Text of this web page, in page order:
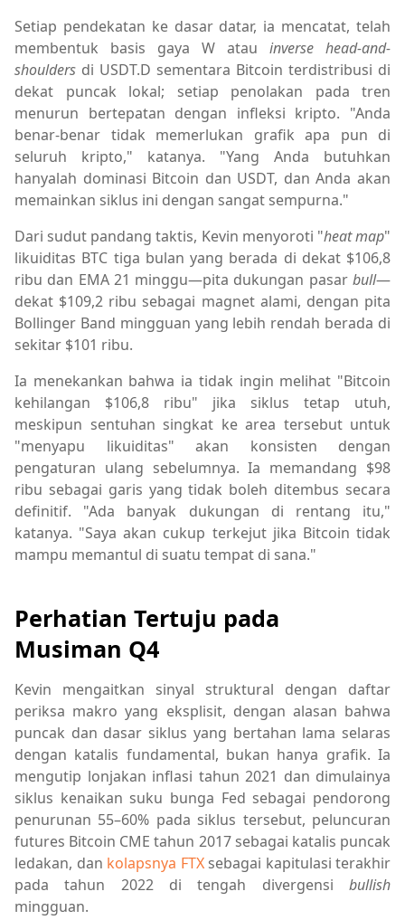
Setiap pendekatan ke dasar datar, ia mencatat, telah
membentuk basis gaya W atau inverse head-and-
shoulders di USDT.D sementara Bitcoin terdistribusi di
dekat puncak lokal; setiap penolakan pada tren
menurun bertepatan dengan infleksi kripto. "Anda
benar-benar tidak memerlukan grafik apa pun di
seluruh kripto," katanya. "Yang Anda butuhkan
hanyalah dominasi Bitcoin dan USDT, dan Anda akan
memainkan siklus ini dengan sangat sempurna."
Dari sudut pandang taktis, Kevin menyoroti "heat map"
likuiditas BTC tiga bulan yang berada di dekat $106,8
ribu dan EMA 21 minggu—pita dukungan pasar bull—
dekat $109,2 ribu sebagai magnet alami, dengan pita
Bollinger Band mingguan yang lebih rendah berada di
sekitar $101 ribu.
Ia menekankan bahwa ia tidak ingin melihat "Bitcoin
kehilangan $106,8 ribu" jika siklus tetap utuh,
meskipun sentuhan singkat ke area tersebut untuk
"menyapu likuiditas" akan konsisten dengan
pengaturan ulang sebelumnya. Ia memandang $98
ribu sebagai garis yang tidak boleh ditembus secara
definitif. "Ada banyak dukungan di rentang itu,"
katanya. "Saya akan cukup terkejut jika Bitcoin tidak
mampu memantul di suatu tempat di sana."
Perhatian Tertuju pada
Musiman Q4
Kevin mengaitkan sinyal struktural dengan daftar
periksa makro yang eksplisit, dengan alasan bahwa
puncak dan dasar siklus yang bertahan lama selaras
dengan katalis fundamental, bukan hanya grafik. Ia
mengutip lonjakan inflasi tahun 2021 dan dimulainya
siklus kenaikan suku bunga Fed sebagai pendorong
penurunan 55–60% pada siklus tersebut, peluncuran
futures Bitcoin CME tahun 2017 sebagai katalis puncak
ledakan, dan kolapsnya FTXsebagai kapitulasi terakhir
pada tahun 2022 di tengah divergensi bullish
mingguan.